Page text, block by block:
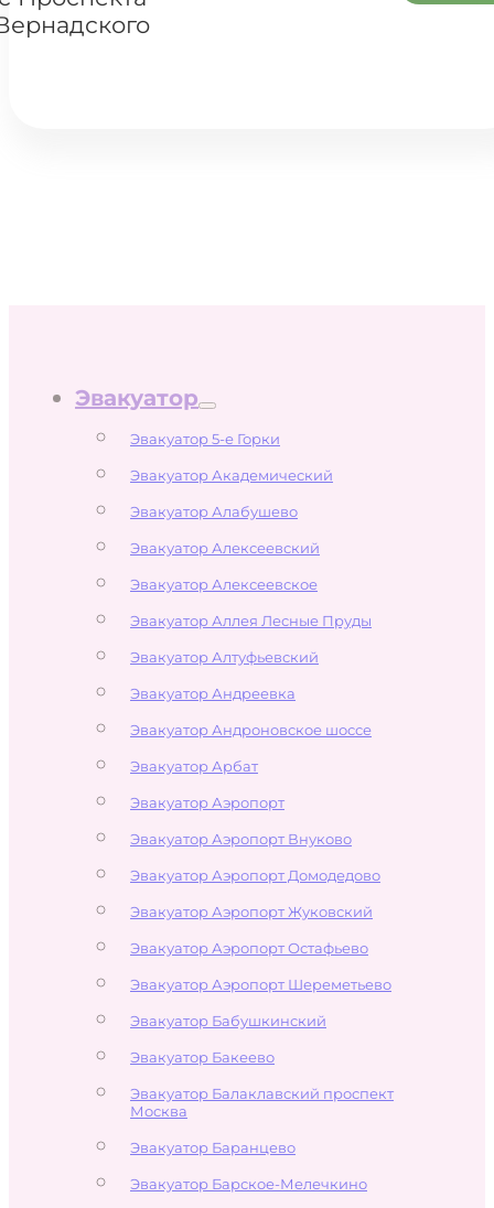
Эвакуатор
Эвакуатор 5-е Горки
Эвакуатор Академический
Эвакуатор Алабушево
Эвакуатор Алексеевский
Эвакуатор Алексеевское
Эвакуатор Аллея Лесные Пруды
Эвакуатор Алтуфьевский
Эвакуатор Андреевка
Эвакуатор Андроновское шоссе
Эвакуатор Арбат
Эвакуатор Аэропорт
Эвакуатор Аэропорт Внуково
Эвакуатор Аэропорт Домодедово
Эвакуатор Аэропорт Жуковский
Эвакуатор Аэропорт Остафьево
Эвакуатор Аэропорт Шереметьево
Эвакуатор Бабушкинский
Эвакуатор Бакеево
Эвакуатор Балаклавский проспект
Москва
Эвакуатор Баранцево
Эвакуатор Барское-Мелечкино